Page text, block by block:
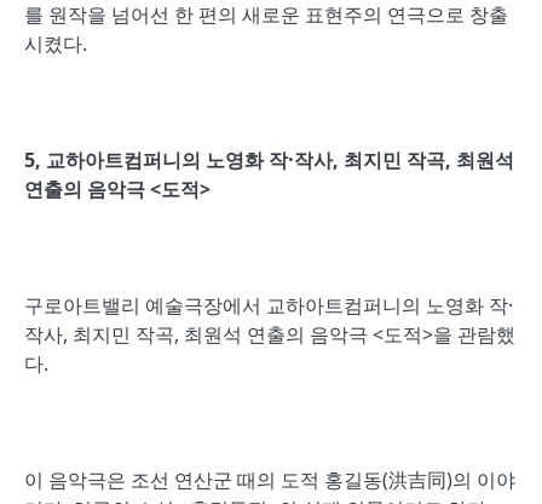
를 원작을 넘어선 한 편의 새로운 표현주의 연극으로 창출
시켰다.
5, 교하아트컴퍼니의 노영화 작·작사, 최지민 작곡, 최원석
연출의 음악극<도적>
구로아트밸리 예술극장에서 교하아트컴퍼니의 노영화 작·
작사, 최지민 작곡, 최원석 연출의 음악극 <도적>을 관람했
다.
이 음악극은 조선 연산군 때의 도적 홍길동(洪吉同)의 이야